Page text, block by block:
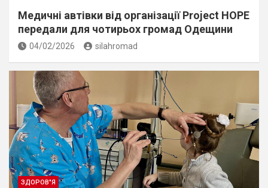
Медичні автівки від організації Project HOPE
передали для чотирьох громад Одещини
04/02/2026 silahromad
ЗДОРОВ"Я